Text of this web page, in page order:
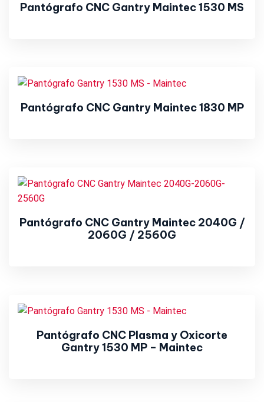
Pantógrafo CNC Gantry Maintec 1530 MS
Pantógrafo CNC Gantry Maintec 1830 MP
Pantógrafo CNC Gantry Maintec 2040G /
2060G / 2560G
Pantógrafo CNC Plasma y Oxicorte
Gantry 1530 MP – Maintec